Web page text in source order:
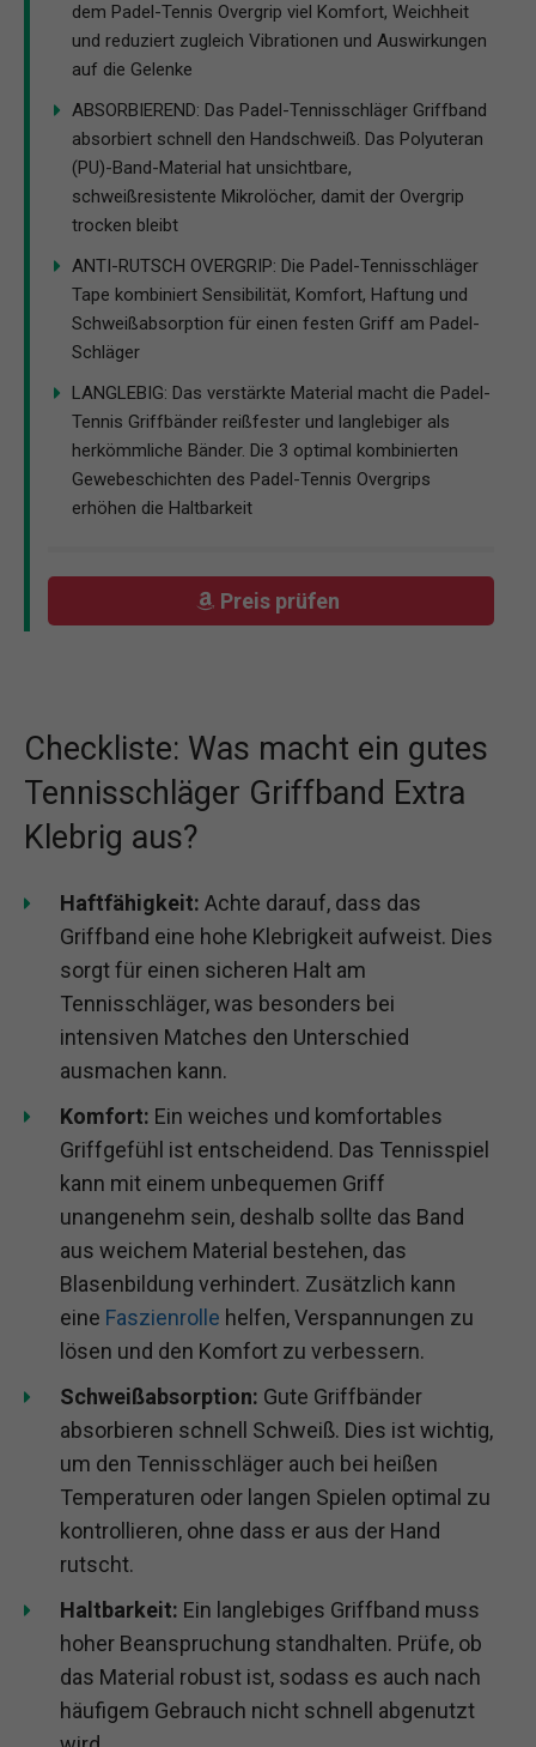
dem Padel-Tennis Overgrip viel Komfort, Weichheit
und reduziert zugleich Vibrationen und Auswirkungen
auf die Gelenke
ABSORBIEREND: Das Padel-Tennisschläger Griffband
absorbiert schnell den Handschweiß. Das Polyuteran
(PU)-Band-Material hat unsichtbare,
schweißresistente Mikrolöcher, damit der Overgrip
trocken bleibt
ANTI-RUTSCH OVERGRIP: Die Padel-Tennisschläger
Tape kombiniert Sensibilität, Komfort, Haftung und
Schweißabsorption für einen festen Griff am Padel-
Schläger
LANGLEBIG: Das verstärkte Material macht die Padel-
Tennis Griffbänder reißfester und langlebiger als
herkömmliche Bänder. Die 3 optimal kombinierten
Gewebeschichten des Padel-Tennis Overgrips
erhöhen die Haltbarkeit
Preis prüfen
Checkliste: Was macht ein gutes
Tennisschläger Griffband Extra
Klebrig aus?
Haftfähigkeit: Achte darauf, dass das
Griffband eine hohe Klebrigkeit aufweist. Dies
sorgt für einen sicheren Halt am
Tennisschläger, was besonders bei
intensiven Matches den Unterschied
ausmachen kann.
Komfort: Ein weiches und komfortables
Griffgefühl ist entscheidend. Das Tennisspiel
kann mit einem unbequemen Griff
unangenehm sein, deshalb sollte das Band
aus weichem Material bestehen, das
Blasenbildung verhindert. Zusätzlich kann
eine Faszienrolle helfen, Verspannungen zu
lösen und den Komfort zu verbessern.
Schweißabsorption: Gute Griffbänder
absorbieren schnell Schweiß. Dies ist wichtig,
um den Tennisschläger auch bei heißen
Temperaturen oder langen Spielen optimal zu
kontrollieren, ohne dass er aus der Hand
rutscht.
Haltbarkeit: Ein langlebiges Griffband muss
hoher Beanspruchung standhalten. Prüfe, ob
das Material robust ist, sodass es auch nach
häufigem Gebrauch nicht schnell abgenutzt